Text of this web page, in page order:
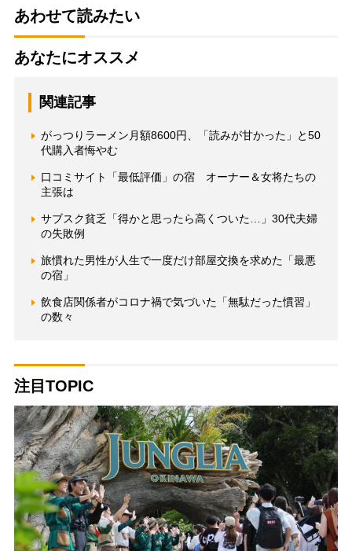
あわせて読みたい
あなたにオススメ
関連記事
がっつりラーメン月額8600円、「読みが甘かった」と50
代購入者悔やむ
口コミサイト「最低評価」の宿 オーナー＆女将たちの
主張は
サブスク貧乏「得かと思ったら高くついた…」30代夫婦
の失敗例
旅慣れた男性が人生で一度だけ部屋交換を求めた「最悪
の宿」
飲食店関係者がコロナ禍で気づいた「無駄だった慣習」
の数々
注目TOPIC